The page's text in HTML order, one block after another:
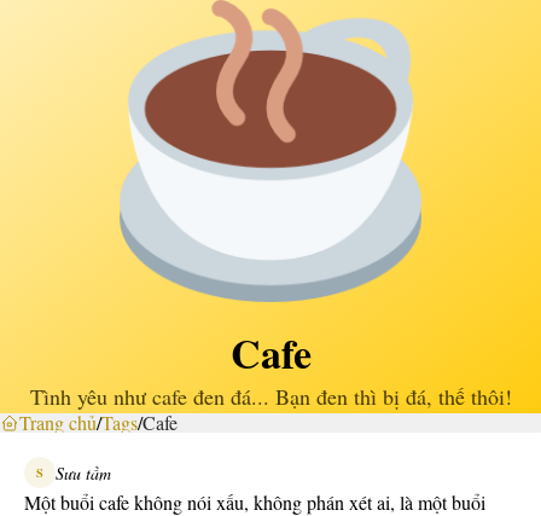
Cafe
Tình yêu như cafe đen đá... Bạn đen thì bị đá, thế thôi!
Trang chủ/Tags/Cafe
S Sưu tầm
Một buổi cafe không nói xấu, không phán xét ai, là một buổi